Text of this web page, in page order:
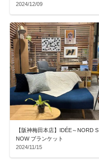
2024/12/09
【阪神梅田本店】IDÉE～NORD S
NOW ブランケット
2024/11/15